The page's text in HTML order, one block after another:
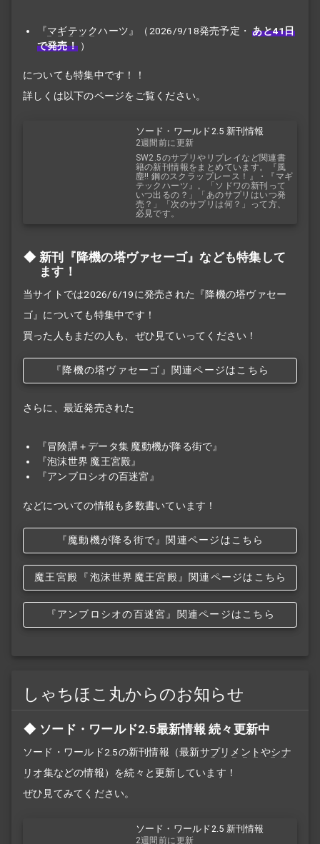
『マギテックハーツ』（2026/9/18発売予定・ あと41日
で発売！ ）
についても特集中です！！
詳しくは以下のページをご覧ください。
ソード・ワールド2.5 新刊情報
2週間前に更新
SW2.5のサプリやリプレイなど関連書
籍の新刊情報をまとめています。『風
塵!! 鋼のスクラップレース！』・『マギ
テックハーツ』。「ソドワの新刊って
いつ出るの？」「あのサプリはいつ発
売？」「次のサプリは何？」って方、
必見です。
新刊『降機の塔ヴァセーゴ』なども特集して
ます！
当サイトでは2026/6/19に発売された『降機の塔ヴァセー
ゴ』についても特集中です！
買った人もまだの人も、ぜひ見ていってください！
『降機の塔ヴァセーゴ』関連ページはこちら
さらに、最近発売された
『冒険譚＋データ集 魔動機が降る街で』
『泡沫世界 魔王宮殿』
『アンブロシオの百迷宮』
などについての情報も多数書いています！
『魔動機が降る街で』関連ページはこちら
魔王宮殿 『泡沫世界 魔王宮殿』関連ページはこちら
『アンブロシオの百迷宮』関連ページはこちら
しゃちほこ丸からのお知らせ
ソード・ワールド2.5最新情報 続々更新中
ソード・ワールド2.5の新刊情報（最新サプリメントやシナ
リオ集などの情報）を続々と更新しています！
ぜひ見てみてください。
ソード・ワールド2.5 新刊情報
2週間前に更新